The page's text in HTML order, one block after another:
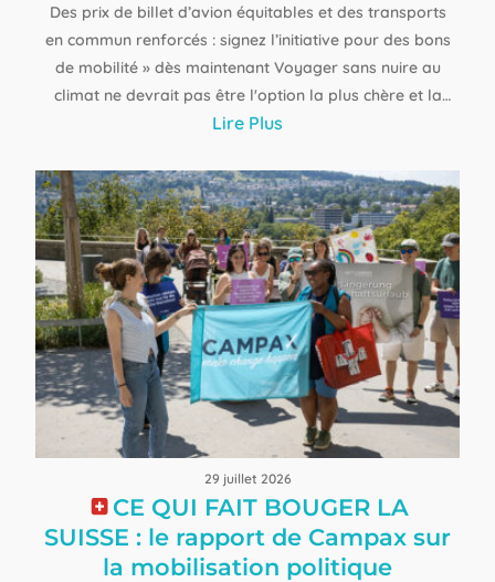
Des prix de billet d’avion équitables et des transports
en commun renforcés : signez l’initiative pour des bons
de mobilité » dès maintenant Voyager sans nuire au
climat ne devrait pas être l'option la plus chère et la
plus compliquée.…
Lire Plus
29 juillet 2026
CE QUI FAIT BOUGER LA
SUISSE : ​le rapport de Campax sur
la mobilisation politique